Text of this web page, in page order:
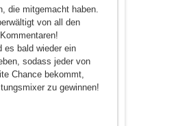
die mitgemacht haben.
von all den
es bald wieder ein
sodass jeder von
Chance bekommt,
zu gewinnen!